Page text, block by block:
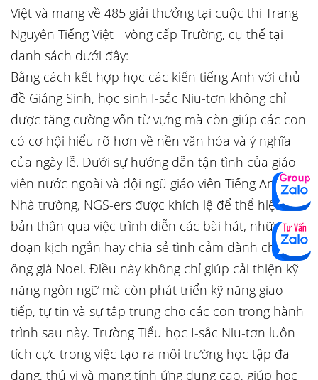
Việt và mang về 485 giải thưởng tại cuộc thi Trạng
Nguyên Tiếng Việt - vòng cấp Trường, cụ thể tại
danh sách dưới đây:
Bằng cách kết hợp học các kiến tiếng Anh với chủ
đề Giáng Sinh, học sinh I-sắc Niu-tơn không chỉ
được tăng cường vốn từ vựng mà còn giúp các con
có cơ hội hiểu rõ hơn về nền văn hóa và ý nghĩa
của ngày lễ. Dưới sự hướng dẫn tận tình của giáo
viên nước ngoài và đội ngũ giáo viên Tiếng Anh của
Nhà trường, NGS-ers được khích lệ để thể hiện
bản thân qua việc trình diễn các bài hát, những
đoạn kịch ngắn hay chia sẻ tình cảm dành cho
ông già Noel. Điều này không chỉ giúp cải thiện kỹ
năng ngôn ngữ mà còn phát triển kỹ năng giao
tiếp, tự tin và sự tập trung cho các con trong hành
trình sau này. Trường Tiểu học I-sắc Niu-tơn luôn
tích cực trong việc tạo ra môi trường học tập đa
dạng, thú vị và mang tính ứng dụng cao, giúp học